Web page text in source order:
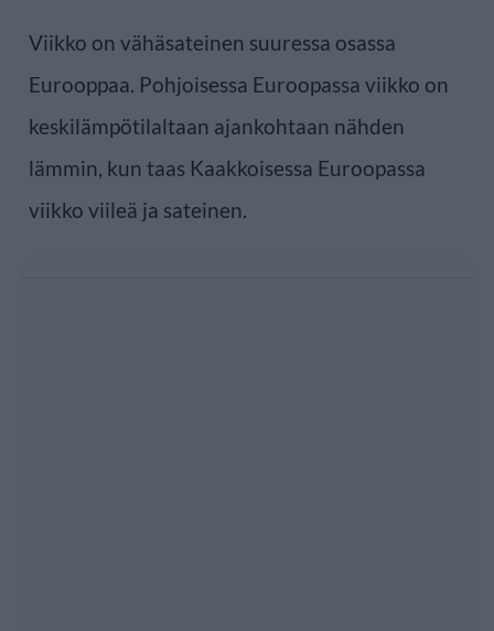
Viikko on vähäsateinen suuressa osassa
Eurooppaa. Pohjoisessa Euroopassa viikko on
keskilämpötilaltaan ajankohtaan nähden
lämmin, kun taas Kaakkoisessa Euroopassa
viikko viileä ja sateinen.